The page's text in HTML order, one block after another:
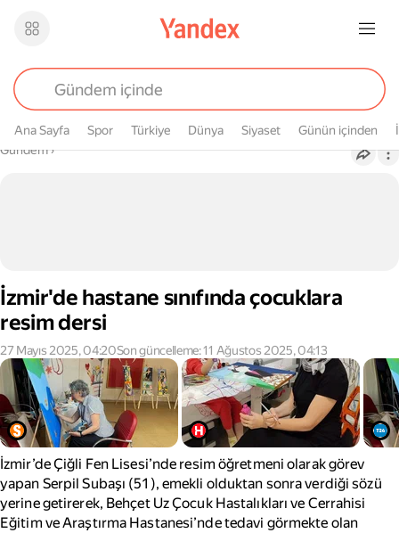
Ana Sayfa Spor Türkiye Dünya Siyaset Günün içinden
Buradasın
Gündem›
İzmir'de hastane sınıfında çocuklara
resim dersi
27 Mayıs 2025, 04:20Son güncelleme: 11 Ağustos 2025, 04:13
İzmir’de Çiğli Fen Lisesi’nde resim öğretmeni olarak görev
yapan Serpil Subaşı (51), emekli olduktan sonra verdiği sözü
yerine getirerek, Behçet Uz Çocuk Hastalıkları ve Cerrahisi
Eğitim ve Araştırma Hastanesi’nde tedavi görmekte olan